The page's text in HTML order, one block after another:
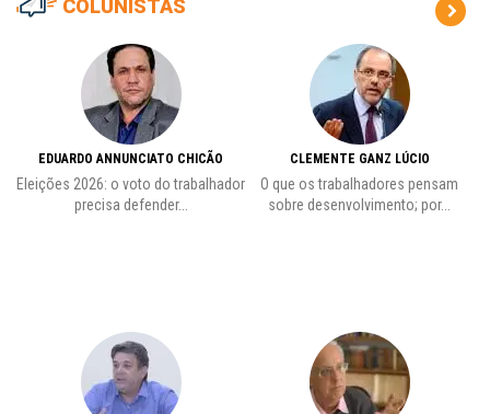
COLUNISTAS
EDUARDO ANNUNCIATO CHICÃO
Eleições 2026: o voto do trabalhador
precisa defender...
CLEMENTE GANZ LÚCIO
O que os trabalhadores pensam
sobre desenvolvimento; por...